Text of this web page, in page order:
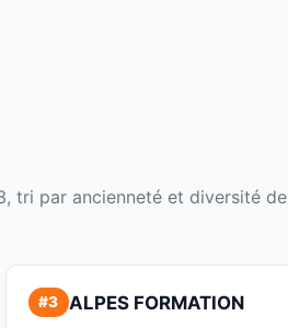
tri par ancienneté et diversité de
#3 ALPES FORMATION